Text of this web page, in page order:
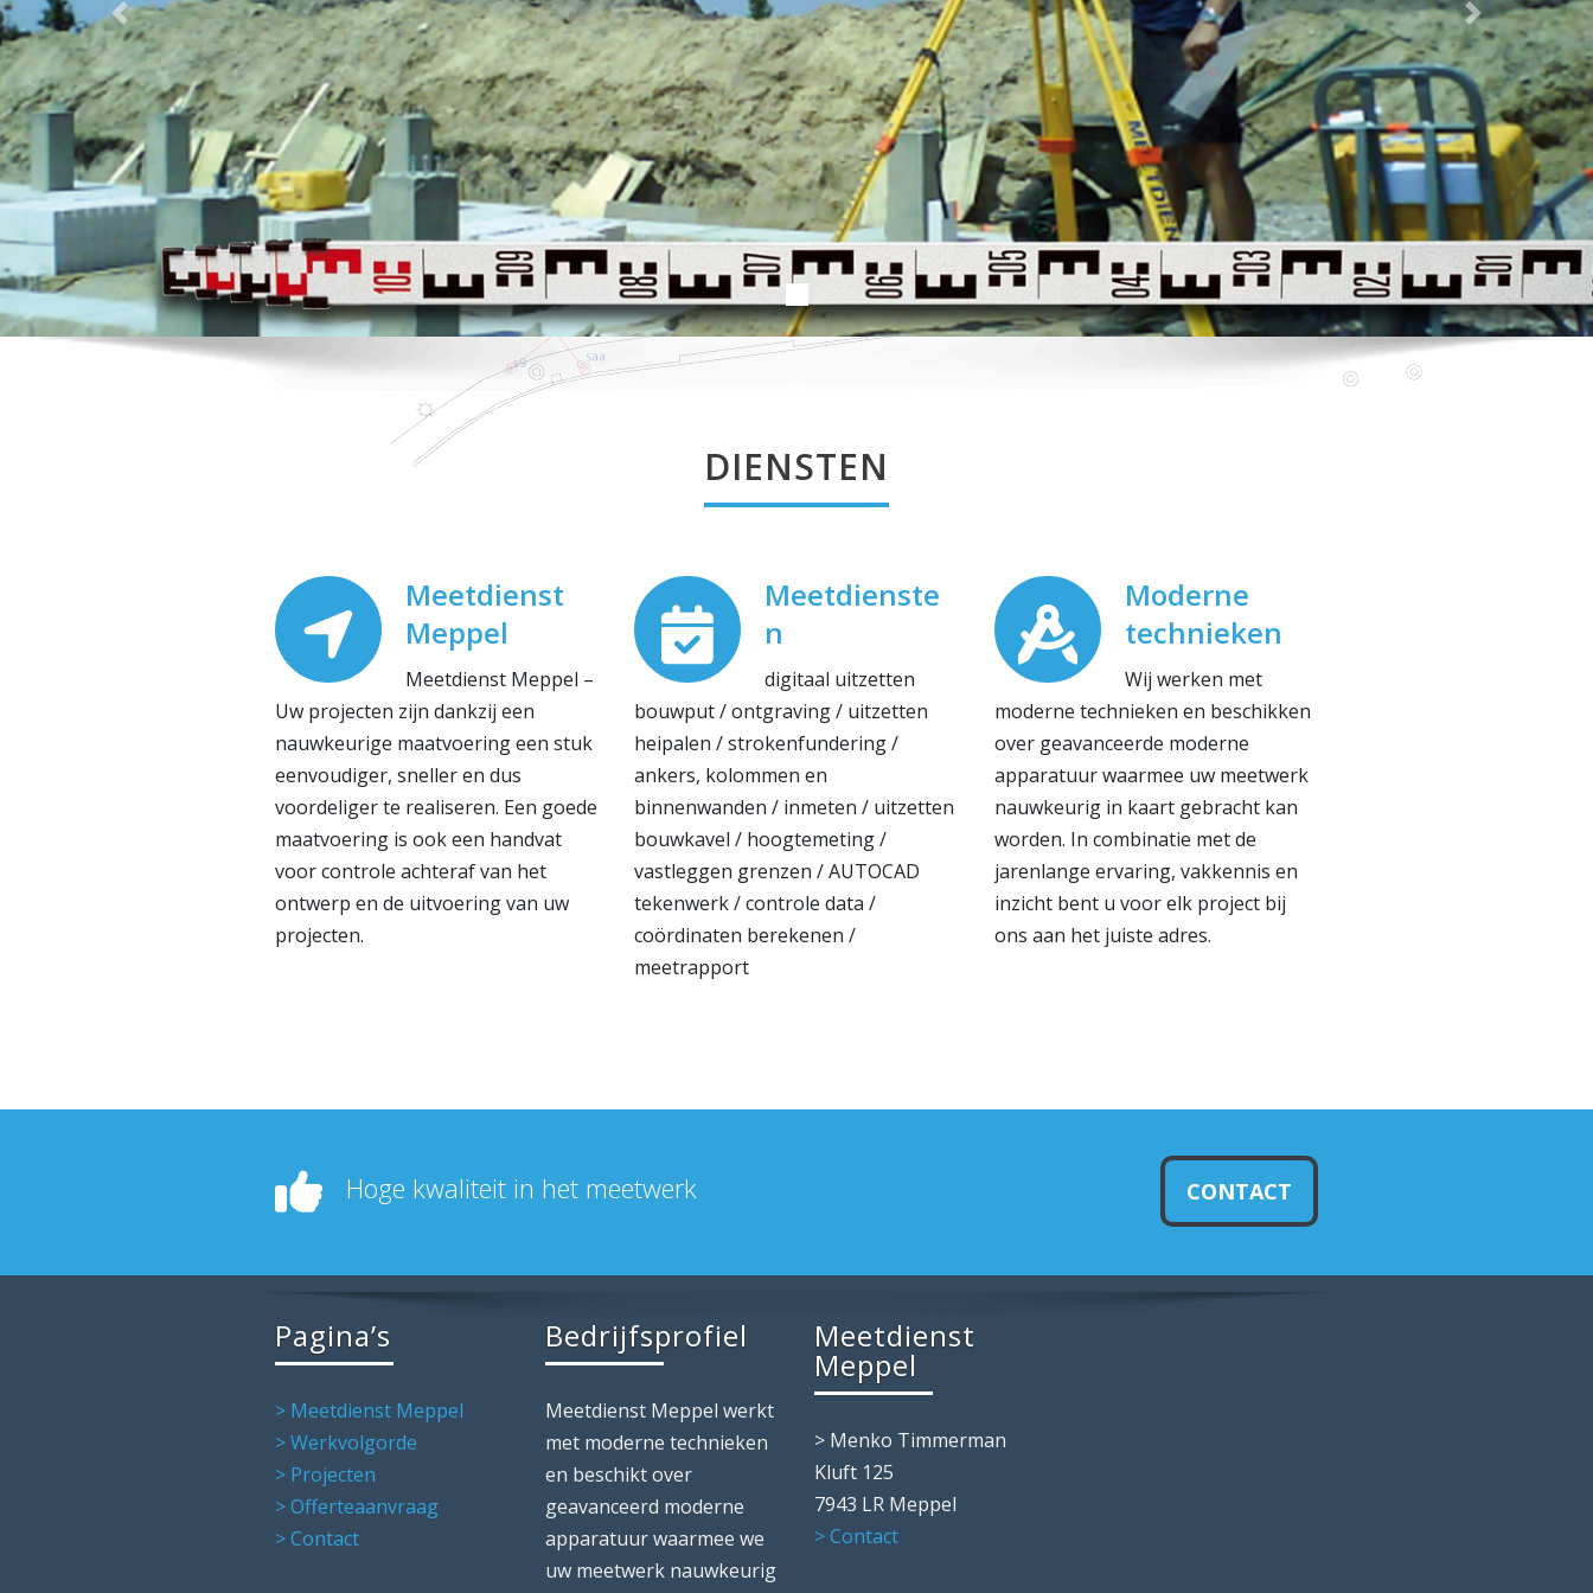
DIENSTEN
Meetdienst
Meppel
Meetdienst Meppel –
Uw projecten zijn dankzij een
nauwkeurige maatvoering een stuk
eenvoudiger, sneller en dus
voordeliger te realiseren. Een goede
maatvoering is ook een handvat
voor controle achteraf van het
ontwerp en de uitvoering van uw
projecten.
Meetdienste
n
digitaal uitzetten
bouwput / ontgraving / uitzetten
heipalen / strokenfundering /
ankers, kolommen en
binnenwanden / inmeten / uitzetten
bouwkavel / hoogtemeting /
vastleggen grenzen / AUTOCAD
tekenwerk / controle data /
coördinaten berekenen /
meetrapport
Moderne
technieken
Wij werken met
moderne technieken en beschikken
over geavanceerde moderne
apparatuur waarmee uw meetwerk
nauwkeurig in kaart gebracht kan
worden. In combinatie met de
jarenlange ervaring, vakkennis en
inzicht bent u voor elk project bij
ons aan het juiste adres.
Hoge kwaliteit in het meetwerk CONTACT
Pagina’s
> Meetdienst Meppel
> Werkvolgorde
> Projecten
> Offerteaanvraag
> Contact
Bedrijfsprofiel
Meetdienst Meppel werkt
met moderne technieken
en beschikt over
geavanceerd moderne
apparatuur waarmee we
uw meetwerk nauwkeurig
Meetdienst
Meppel
> Menko Timmerman
Kluft 125
7943 LR Meppel
> Contact